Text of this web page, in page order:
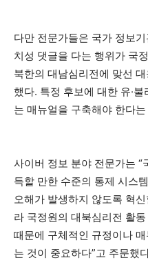
다만 전문가들은 국가 정보
치성 댓글을 다는 행위가 국
북한의 대남심리전에 맞선
했다. 특정 후보에 대한 유·
는 매뉴얼을 구축해야 한다
사이버 정보 분야 전문가는
득할 만한 수준의 통제 시스
오해가 발생하지 않도록 혁
라 국정원의 대북심리전 활
때문에 구체적인 규정이나
는 것이 중요하다”고 주문했